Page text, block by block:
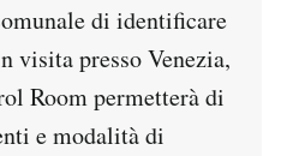
di identificare
visita presso Venezia,
Room permetterà di
e modalità di